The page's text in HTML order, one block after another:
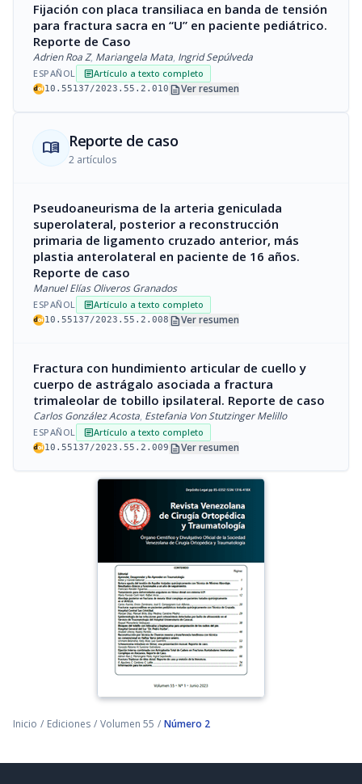
Fijación con placa transiliaca en banda de tensión
para fractura sacra en “U” en paciente pediátrico.
Reporte de Caso
Adrien Roa Z, Mariangela Mata, Ingrid Sepúlveda
ESPAÑOL articleArtículo a texto completo
10.55137/2023.55.2.010 descriptionVer resumen
menu_book Reporte de caso
2 artículos
Pseudoaneurisma de la arteria geniculada
superolateral, posterior a reconstrucción
primaria de ligamento cruzado anterior, más
plastia anterolateral en paciente de 16 años.
Reporte de caso
Manuel Elías Oliveros Granados
ESPAÑOL articleArtículo a texto completo
10.55137/2023.55.2.008 descriptionVer resumen
Fractura con hundimiento articular de cuello y
cuerpo de astrágalo asociada a fractura
trimaleolar de tobillo ipsilateral. Reporte de caso
Carlos González Acosta, Estefania Von Stutzinger Melillo
ESPAÑOL articleArtículo a texto completo
10.55137/2023.55.2.009 descriptionVer resumen
Inicio / Ediciones / Volumen 55 / Número 2